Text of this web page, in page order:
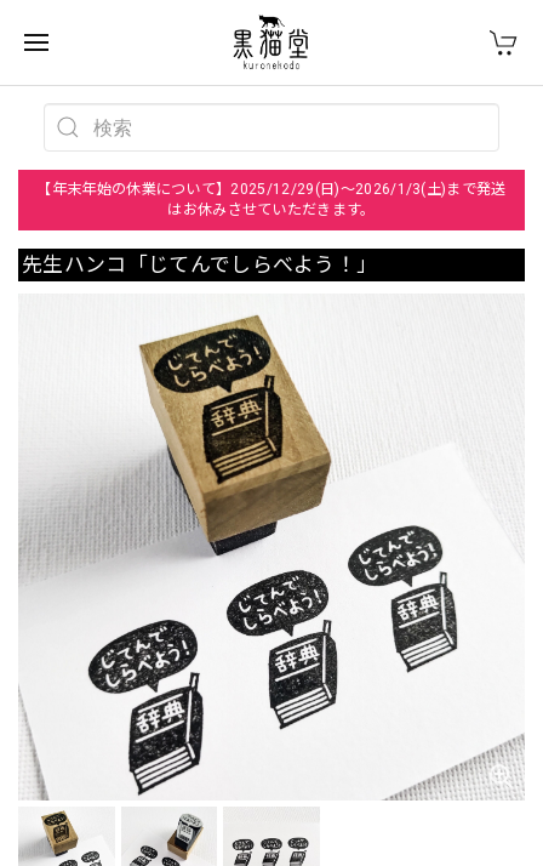
【年末年始の休業について】2025/12/29(日)～2026/1/3(土)まで発送
はお休みさせていただきます。
先生ハンコ「じてんでしらべよう！」